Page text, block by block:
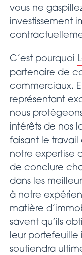
vous ne
investissement
C’est pourquoi
partenaire de
commerciaux.
représentant
nous
intérêts de nos
faisant le
notre expertise
de conclure
dans les
à notre
matière
savent qu’ils
leur portefeuille
soutiendra